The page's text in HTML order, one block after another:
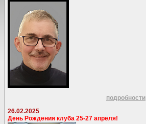
подробности
26.02.2025
День Рождения клуба 25-27 апреля!